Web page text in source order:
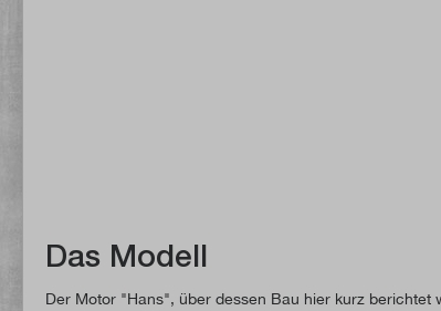
Das Modell
Der Motor "Hans", über dessen Bau hier kurz berichtet